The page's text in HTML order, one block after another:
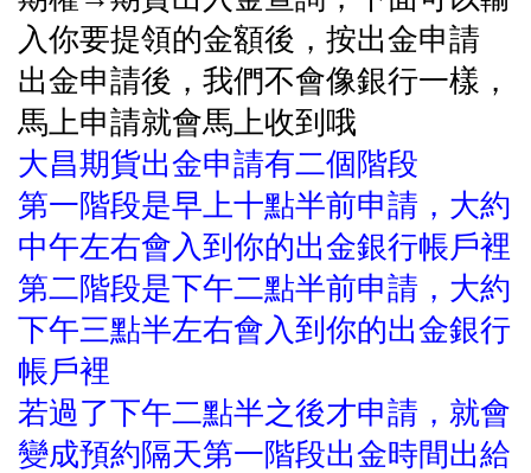
入你要提領的金額後，按出金申請
出金申請後，我們不會像銀行一樣，
馬上申請就會馬上收到哦
大昌期貨出金申請有二個階段
第一階段是早上十點半前申請，大約
中午左右會入到你的出金銀行帳戶裡
第二階段是下午二點半前申請，大約
下午三點半左右會入到你的出金銀行
帳戶裡
若過了下午二點半之後才申請，就會
變成預約隔天第一階段出金時間出給